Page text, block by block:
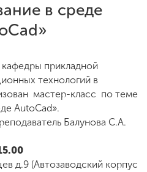
в среде
кафедры прикладной
технологий в
мастер-класс по теме
AutoCad».
Балунова С.А.
д.9 (Автозаводский корпус